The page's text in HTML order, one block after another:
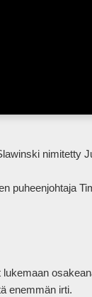
puheenjohtaja
enemmän irti.